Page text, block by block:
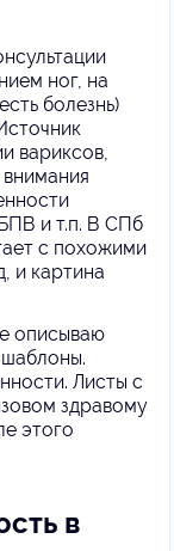
ног, на
болезнь)
вариксов,
и т.п. В СПб
с похожими
и картина
описываю
Листы с
здравому
этого
в